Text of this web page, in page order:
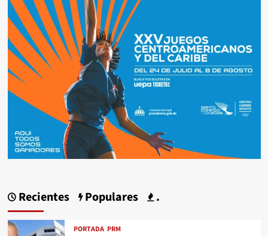
Recientes Populares .
PORTADA PRM